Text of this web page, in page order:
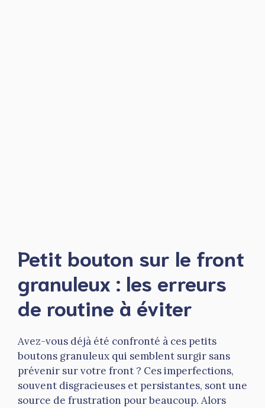
Petit bouton sur le front
granuleux : les erreurs
de routine à éviter
Avez-vous déjà été confronté à ces petits
boutons granuleux qui semblent surgir sans
prévenir sur votre front ? Ces imperfections,
souvent disgracieuses et persistantes, sont une
source de frustration pour beaucoup. Alors